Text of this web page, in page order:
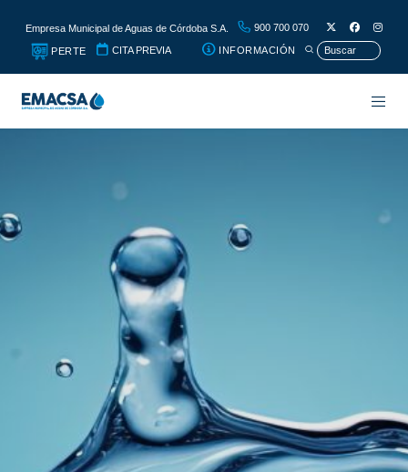
Empresa Municipal de Aguas de Córdoba S.A. 900 700 070
PERTE CITA PREVIA INFORMACIÓN